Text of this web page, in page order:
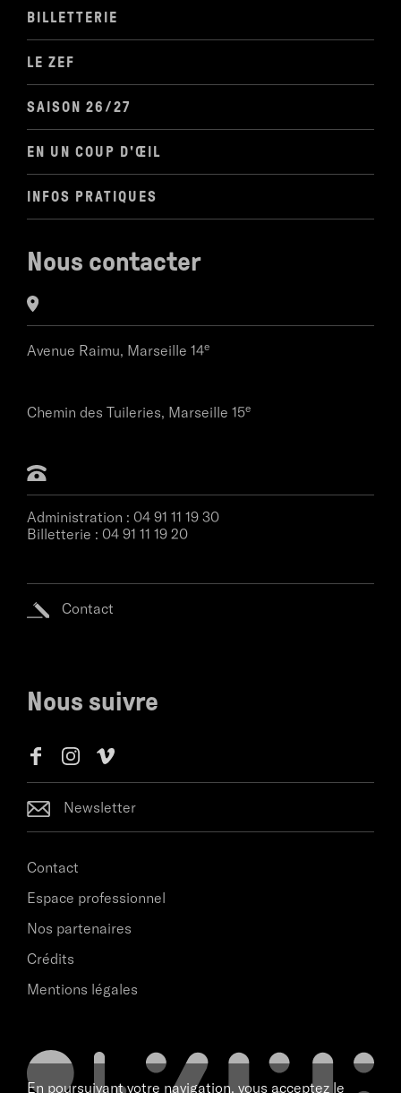
BILLETTERIE
LE ZEF
SAISON 26/27
EN UN COUP D'ŒIL
INFOS PRATIQUES
Nous contacter
Avenue Raimu, Marseille 14e
Chemin des Tuileries, Marseille 15e
Administration : 04 91 11 19 30
Billetterie : 04 91 11 19 20
Contact
Nous suivre
Newsletter
Contact
Espace professionnel
Nos partenaires
Crédits
Mentions légales
En poursuivant votre navigation, vous acceptez le